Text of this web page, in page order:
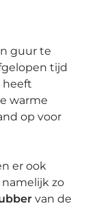
guur te
tijd
heeft
warme
op voor
er ook
zo
van de